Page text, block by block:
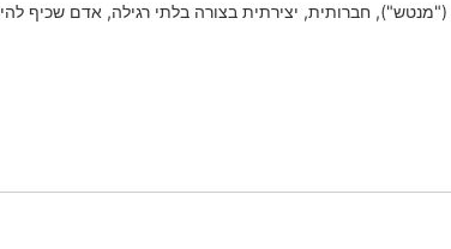
("מנטש"), חברותית, יצירתית בצורה בלתי רגילה, אדם שכיף